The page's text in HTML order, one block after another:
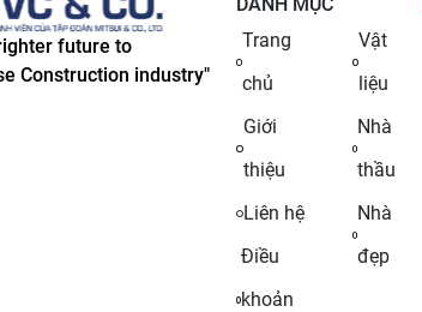
future to
Construction industry"
Trang
chủ
Giới
thiệu
Liên hệ
Điều
khoản
Vật
liệu
Nhà
thầu
Nhà
đẹp